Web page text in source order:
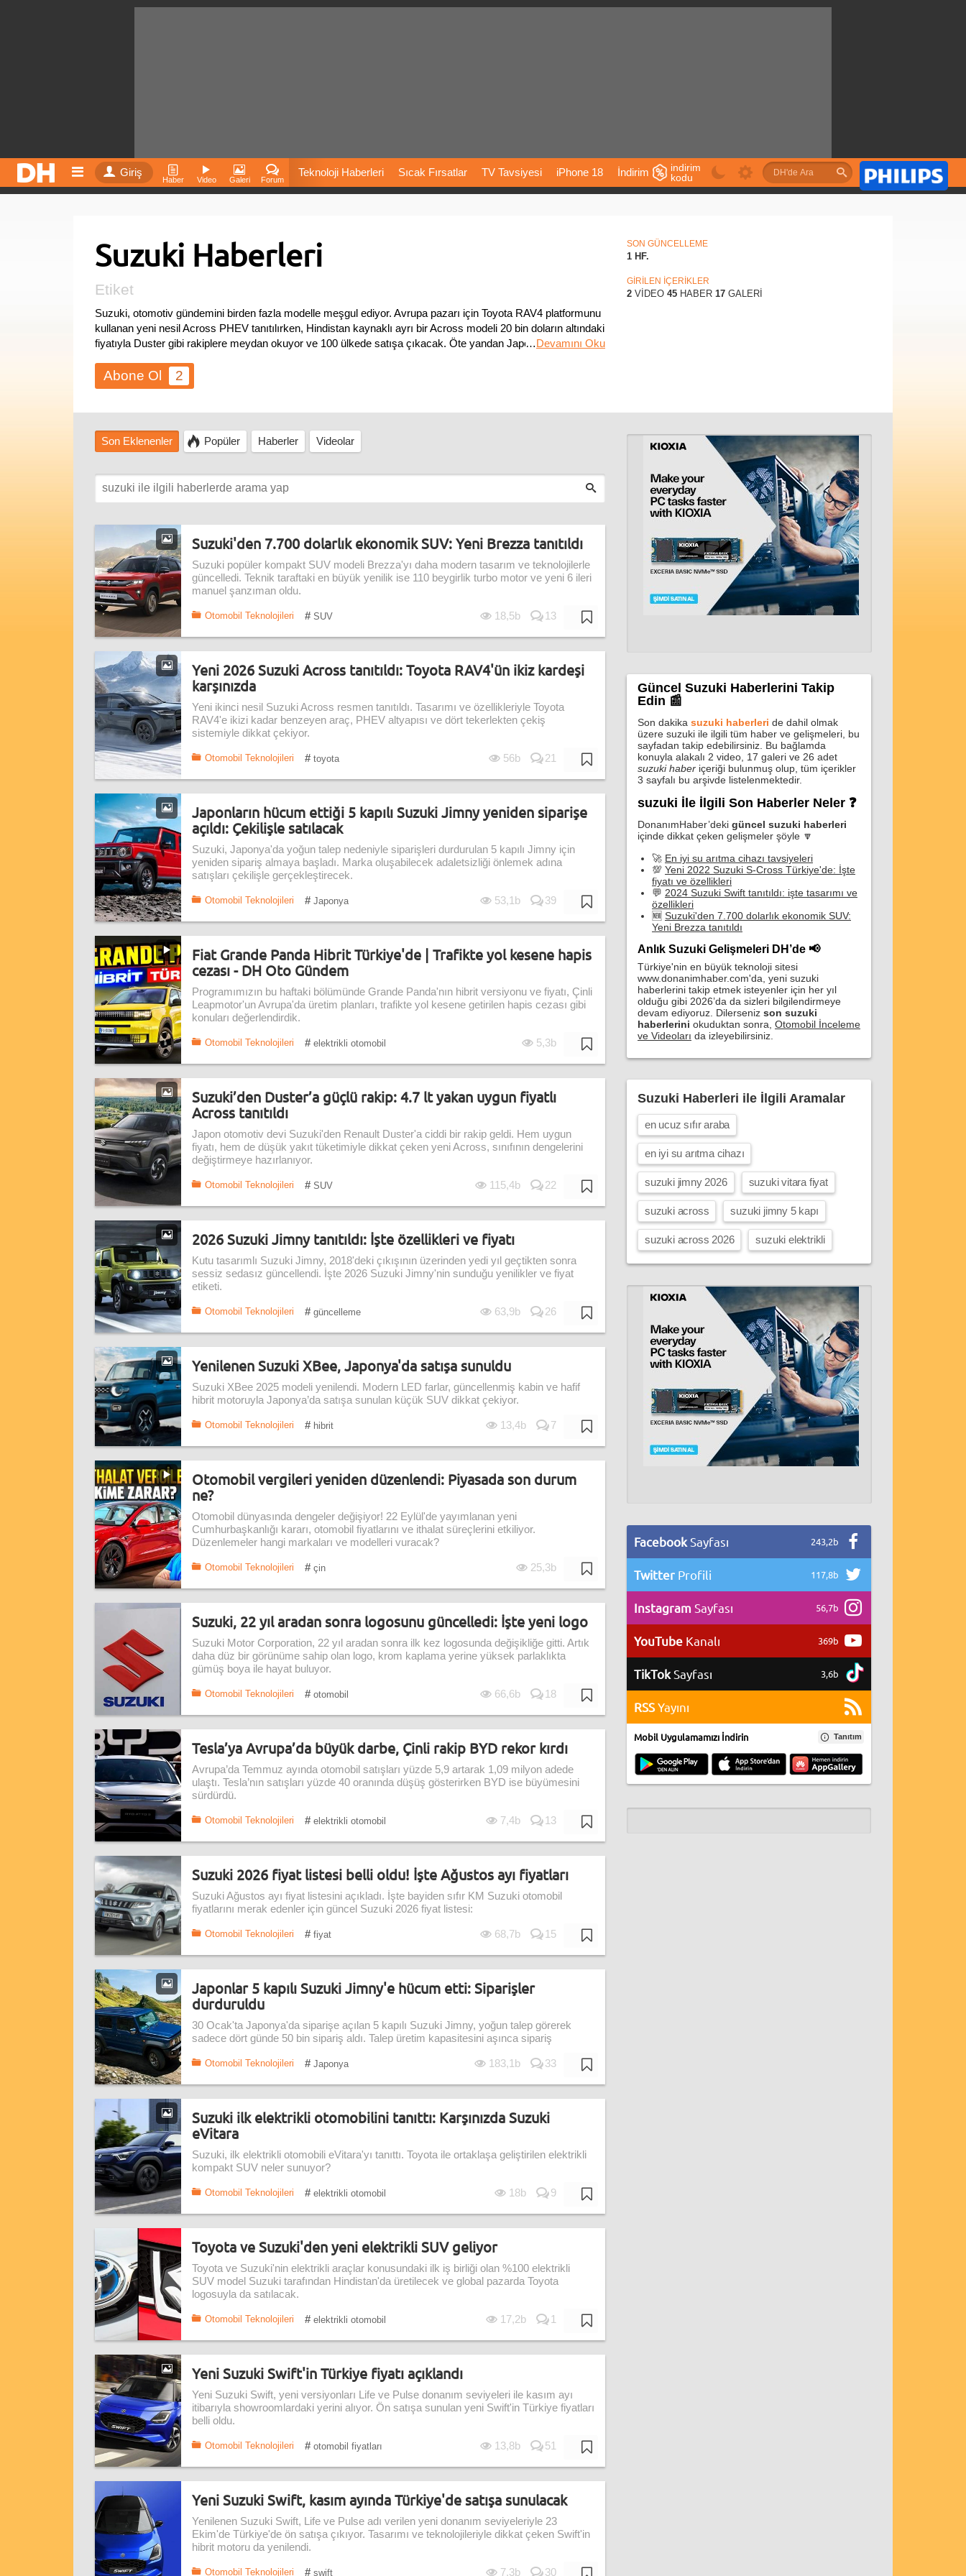
Giriş
Haber Video Galeri Forum
Teknoloji Haberleri Sıcak Fırsatlar TV Tavsiyesi iPhone 18 İndirim
Fiyatları Önerileri
indirim
kodu
Suzuki Haberleri
Etiket
Suzuki, otomotiv gündemini birden fazla modelle meşgul ediyor. Avrupa pazarı için Toyota RAV4 platformunu
kullanan yeni nesil Across PHEV tanıtılırken, Hindistan kaynaklı ayrı bir Across modeli 20 bin doların altındaki
fiyatıyla Duster gibi rakiplere meydan okuyor ve 100 ülkede satışa çıkacak. Öte yandan Japonya'da dört
… Devamını Oku
2
SON GÜNCELLEME
1 HF.
GİRİLEN İÇERİKLER
2 VİDEO 45 HABER 17 GALERİ
Son Eklenenler Popüler Haberler Videolar
Suzuki'den 7.700 dolarlık ekonomik SUV: Yeni Brezza tanıtıldı
Suzuki popüler kompakt SUV modeli Brezza'yı daha modern tasarım ve teknolojilerle
güncelledi. Teknik taraftaki en büyük yenilik ise 110 beygirlik turbo motor ve yeni 6 ileri
manuel şanzıman oldu.
Otomobil Teknolojileri # SUV 18,5b 13
Yeni 2026 Suzuki Across tanıtıldı: Toyota RAV4'ün ikiz kardeşi
karşınızda
Yeni ikinci nesil Suzuki Across resmen tanıtıldı. Tasarımı ve özellikleriyle Toyota
RAV4'e ikizi kadar benzeyen araç, PHEV altyapısı ve dört tekerlekten çekiş
sistemiyle dikkat çekiyor.
Otomobil Teknolojileri # toyota 56b 21
Japonların hücum ettiği 5 kapılı Suzuki Jimny yeniden siparişe
açıldı: Çekilişle satılacak
Suzuki, Japonya'da yoğun talep nedeniyle siparişleri durdurulan 5 kapılı Jimny için
yeniden sipariş almaya başladı. Marka oluşabilecek adaletsizliği önlemek adına
satışları çekilişle gerçekleştirecek.
Otomobil Teknolojileri # Japonya 53,1b 39
Fiat Grande Panda Hibrit Türkiye'de | Trafikte yol kesene hapis
cezası - DH Oto Gündem
Programımızın bu haftaki bölümünde Grande Panda'nın hibrit versiyonu ve fiyatı, Çinli
Leapmotor'un Avrupa'da üretim planları, trafikte yol kesene getirilen hapis cezası gibi
konuları değerlendirdik.
Otomobil Teknolojileri # elektrikli otomobil 5,3b
Suzuki’den Duster’a güçlü rakip: 4.7 lt yakan uygun fiyatlı
Across tanıtıldı
Japon otomotiv devi Suzuki'den Renault Duster'a ciddi bir rakip geldi. Hem uygun
fiyatı, hem de düşük yakıt tüketimiyle dikkat çeken yeni Across, sınıfının dengelerini
değiştirmeye hazırlanıyor.
Otomobil Teknolojileri # SUV 115,4b 22
2026 Suzuki Jimny tanıtıldı: İşte özellikleri ve fiyatı
Kutu tasarımlı Suzuki Jimny, 2018'deki çıkışının üzerinden yedi yıl geçtikten sonra
sessiz sedasız güncellendi. İşte 2026 Suzuki Jimny'nin sunduğu yenilikler ve fiyat
etiketi.
Otomobil Teknolojileri # güncelleme 63,9b 26
Yenilenen Suzuki XBee, Japonya'da satışa sunuldu
Suzuki XBee 2025 modeli yenilendi. Modern LED farlar, güncellenmiş kabin ve hafif
hibrit motoruyla Japonya’da satışa sunulan küçük SUV dikkat çekiyor.
Otomobil Teknolojileri # hibrit 13,4b 7
Otomobil vergileri yeniden düzenlendi: Piyasada son durum
ne?
Otomobil dünyasında dengeler değişiyor! 22 Eylül'de yayımlanan yeni
Cumhurbaşkanlığı kararı, otomobil fiyatlarını ve ithalat süreçlerini etkiliyor.
Düzenlemeler hangi markaları ve modelleri vuracak?
Otomobil Teknolojileri # çin 25,3b
Suzuki, 22 yıl aradan sonra logosunu güncelledi: İşte yeni logo
Suzuki Motor Corporation, 22 yıl aradan sonra ilk kez logosunda değişikliğe gitti. Artık
daha düz bir görünüme sahip olan logo, krom kaplama yerine yüksek parlaklıkta
gümüş boya ile hayat buluyor.
Otomobil Teknolojileri # otomobil 66,6b 18
Tesla’ya Avrupa’da büyük darbe, Çinli rakip BYD rekor kırdı
Avrupa’da Temmuz ayında otomobil satışları yüzde 5,9 artarak 1,09 milyon adede
ulaştı. Tesla’nın satışları yüzde 40 oranında düşüş gösterirken BYD ise büyümesini
sürdürdü.
Otomobil Teknolojileri # elektrikli otomobil 7,4b 13
Suzuki 2026 fiyat listesi belli oldu! İşte Ağustos ayı fiyatları
Suzuki Ağustos ayı fiyat listesini açıkladı. İşte bayiden sıfır KM Suzuki otomobil
fiyatlarını merak edenler için güncel Suzuki 2026 fiyat listesi:
Otomobil Teknolojileri # fiyat 68,7b 15
Japonlar 5 kapılı Suzuki Jimny'e hücum etti: Siparişler
durduruldu
30 Ocak'ta Japonya'da siparişe açılan 5 kapılı Suzuki Jimny, yoğun talep görerek
sadece dört günde 50 bin sipariş aldı. Talep üretim kapasitesini aşınca sipariş
Otomobil Teknolojileri # Japonya 183,1b 33
Suzuki ilk elektrikli otomobilini tanıttı: Karşınızda Suzuki
eVitara
Suzuki, ilk elektrikli otomobili eVitara'yı tanıttı. Toyota ile ortaklaşa geliştirilen elektrikli
kompakt SUV neler sunuyor?
Otomobil Teknolojileri # elektrikli otomobil 18b 9
Toyota ve Suzuki'den yeni elektrikli SUV geliyor
Toyota ve Suzuki'nin elektrikli araçlar konusundaki ilk iş birliği olan %100 elektrikli
SUV model Suzuki tarafından Hindistan'da üretilecek ve global pazarda Toyota
logosuyla da satılacak.
Otomobil Teknolojileri # elektrikli otomobil 17,2b 1
Yeni Suzuki Swift'in Türkiye fiyatı açıklandı
Yeni Suzuki Swift, yeni versiyonları Life ve Pulse donanım seviyeleri ile kasım ayı
itibarıyla showroomlardaki yerini alıyor. Ön satışa sunulan yeni Swift'in Türkiye fiyatları
belli oldu.
Otomobil Teknolojileri # otomobil fiyatları 13,8b 51
Yeni Suzuki Swift, kasım ayında Türkiye'de satışa sunulacak
Yenilenen Suzuki Swift, Life ve Pulse adı verilen yeni donanım seviyeleriyle 23
Ekim'de Türkiye'de ön satışa çıkıyor. Tasarımı ve teknolojileriyle dikkat çeken Swift'in
hibrit motoru da yenilendi.
Otomobil Teknolojileri # swift 7,3b 30
Güncel Suzuki Haberlerini Takip
Edin 📰
Son dakika suzuki haberleri de dahil olmak
üzere suzuki ile ilgili tüm haber ve gelişmeleri, bu
sayfadan takip edebilirsiniz. Bu bağlamda
konuyla alakalı 2 video, 17 galeri ve 26 adet
suzuki haber içeriği bulunmuş olup, tüm içerikler
3 sayfalı bu arşivde listelenmektedir.
suzuki İle İlgili Son Haberler Neler ❓
DonanımHaber’deki güncel suzuki haberleri
içinde dikkat çeken gelişmeler şöyle 🔽
🚀 En iyi su arıtma cihazı tavsiyeleri
💯 Yeni 2022 Suzuki S-Cross Türkiye'de: İşte
fiyatı ve özellikleri
💬 2024 Suzuki Swift tanıtıldı: işte tasarımı ve
özellikleri
🆕 Suzuki'den 7.700 dolarlık ekonomik SUV:
Yeni Brezza tanıtıldı
Anlık Suzuki Gelişmeleri DH’de 📢
Türkiye'nin en büyük teknoloji sitesi
www.donanimhaber.com'da, yeni suzuki
haberlerini takip etmek isteyenler için her yıl
olduğu gibi 2026’da da sizleri bilgilendirmeye
devam ediyoruz. Dilerseniz son suzuki
haberlerini okuduktan sonra, Otomobil İnceleme
ve Videoları da izleyebilirsiniz.
Suzuki Haberleri ile İlgili Aramalar
en ucuz sıfır araba
en iyi su arıtma cihazı
suzuki jimny 2026 suzuki vitara fiyat
suzuki across suzuki jimny 5 kapı
suzuki across 2026 suzuki elektrikli
Facebook Sayfası 243,2b
Twitter Profili 117,8b
Instagram Sayfası 56,7b
YouTube Kanalı 369b
TikTokSayfası 3,6b
RSSYayını
Mobil Uygulamamızı İndirin Tanıtım